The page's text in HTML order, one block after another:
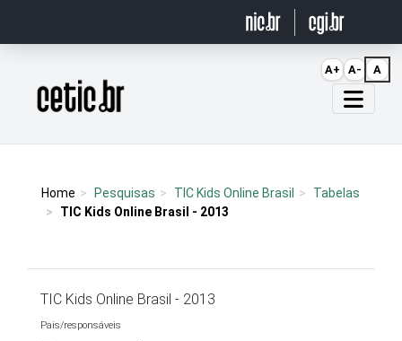
Página inicial
Home Pesquisas TIC Kids Online Brasil
Tabelas
TIC Kids Online Brasil - 2013
TIC Kids Online Brasil - 2013
Pais/responsáveis
A+ A- A